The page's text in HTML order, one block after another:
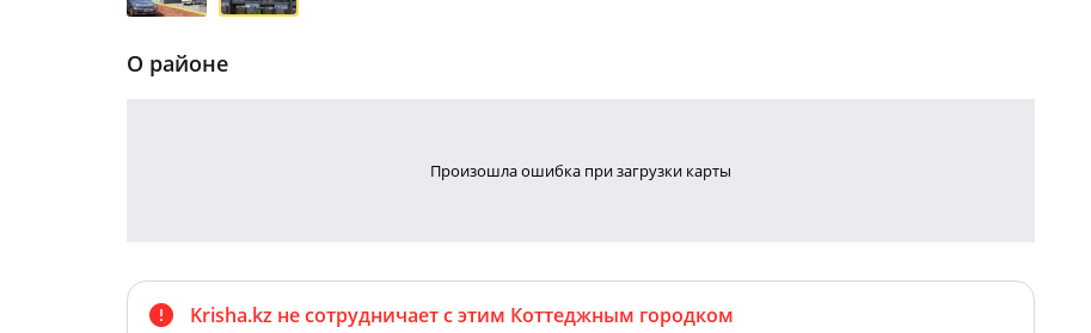
О районе
Произошла ошибка при загрузки карты
Krisha.kz не сотрудничаетс этим Коттеджным городком